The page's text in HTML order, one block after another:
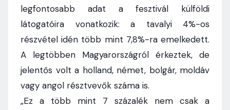
legfontosabb adat a fesztivál külföldi
látogatóira vonatkozik: a tavalyi 4%-os
részvétel idén több mint 7,8%-ra emelkedett.
A legtöbben Magyarországról érkeztek, de
jelentős volt a holland, német, bolgár, moldáv
vagy angol résztvevők száma is.
„Ez a több mint 7 százalék nem csak a